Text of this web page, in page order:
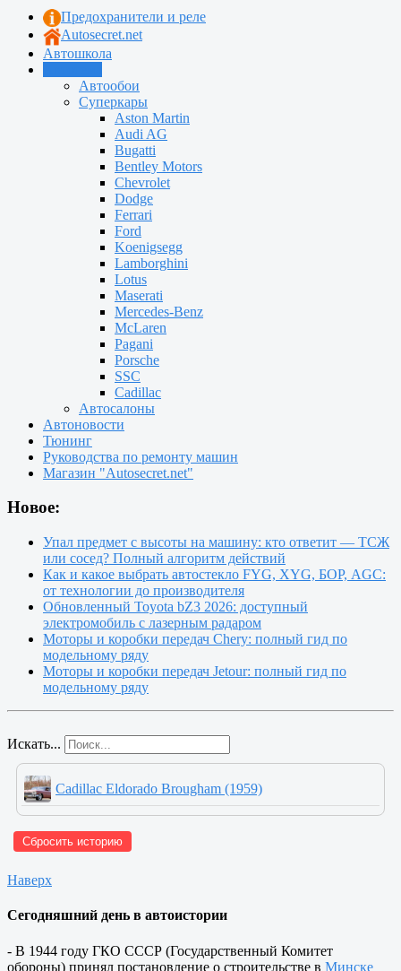
Предохранители и реле
Autosecret.net
Автошкола
Автообои
Суперкары
Aston Martin
Audi AG
Bugatti
Bentley Motors
Chevrolet
Dodge
Ferrari
Ford
Koenigsegg
Lamborghini
Lotus
Maserati
Mercedes-Benz
McLaren
Pagani
Porsche
SSC
Cadillac
Автосалоны
Автоновости
Тюнинг
Руководства по ремонту машин
Магазин "Autosecret.net"
Новое:
Упал предмет с высоты на машину: кто ответит — ТСЖ
или сосед? Полный алгоритм действий
Как и какое выбрать автостекло FYG, XYG, БОР, AGC:
от технологии до производителя
Обновленный Toyota bZ3 2026: доступный
электромобиль с лазерным радаром
Моторы и коробки передач Chery: полный гид по
модельному ряду
Моторы и коробки передач Jetour: полный гид по
модельному ряду
Искать...
Cadillac Eldorado Brougham (1959)
Сбросить историю
Наверх
Сегодняшний день в автоистории
- В 1944 году ГКО СССР (Государственный Комитет
обороны) принял постановление о строительстве в Минске